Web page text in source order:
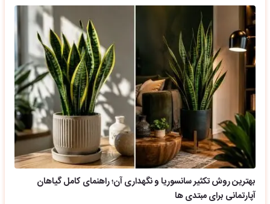
بهترین روش تکثیر سانسوریا و نگهداری آن؛ راهنمای کامل گیاهان
آپارتمانی برای مبتدی ها